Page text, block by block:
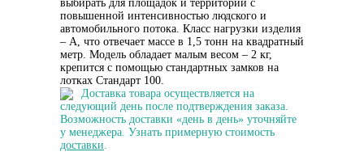
выбирать для площадок и территорий с
повышенной интенсивностью людского и
автомобильного потока. Класс нагрузки изделия
– А, что отвечает массе в 1,5 тонн на квадратный
метр. Модель обладает малым весом – 2 кг,
крепится с помощью стандартных замков на
лотках Стандарт 100.
Доставка товара осуществляется на
следующий день после подтверждения заказа.
Возможность доставки «день в день» уточняйте
у менеджера. Узнать примерную стоимость
доставки.